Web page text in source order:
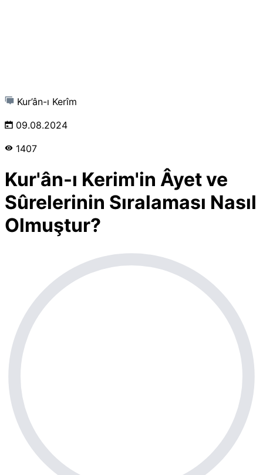
Kur’ân-ı Kerîm
09.08.2024
1407
Kur'ân-ı Kerim'in Âyet ve
Sûrelerinin Sıralaması Nasıl
Olmuştur?